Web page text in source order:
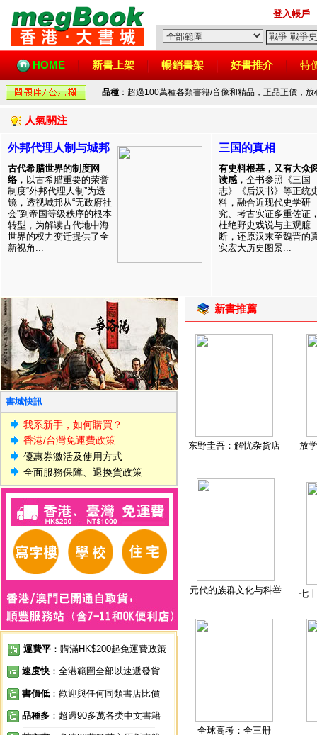
登入帳戶
HOME 新書上架 暢銷書架 好書推介 特
品種 ：超過100萬種各類書籍/音像和精品，正品正價，
人氣關注
外邦代理人制与城邦
古代希腊世界的制度网
络 ，以古希腊重要的荣誉
制度“外邦代理人制”为透
镜，透视城邦从“无政府社
会”到帝国等级秩序的根本
转型，为解读古代地中海
世界的权力变迁提供了全
新视角...
三国的真相
有史料根基，又有大众
读感 ，全书参照《三国
志》《后汉书》等正统
料，融合近现代史学研
究、考古实证多重佐证
杜绝野史戏说与主观臆
断，还原汉末至魏晋的
实宏大历史图景...
書城快訊
我系新手，如何購買？
香港/台灣免運費政策
優惠券激活及使用方式
全面服務保障、退換貨政策
運費平 ：購滿HK$200起免運費政策
速度快 ：全港範圍全部以速遞發貨
書價低 ：歡迎與任何同類書店比價
品種多 ：超過90多萬各类中文書籍
新書推薦
东野圭吾：解忧杂货店 放
元代的族群文化与科举 七
全球高考：全三册